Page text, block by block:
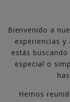
Bienvenido a
experiencias y
estás
especial o
Hemos